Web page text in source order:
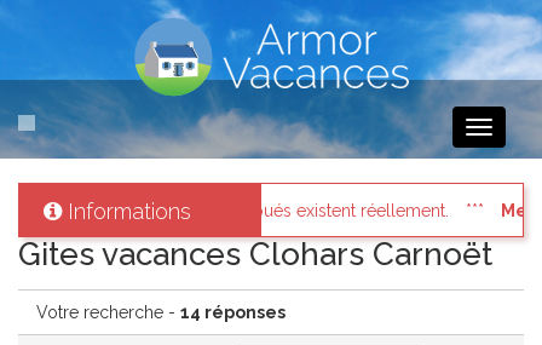
Toggle
InformationsMessages des internautes pressés:
Gites vacances Clohars Carnoët
Votre recherche - 14 réponses